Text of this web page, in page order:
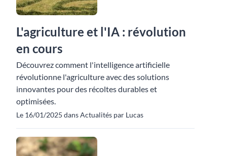
L'agriculture et l'IA : révolution
en cours
Découvrez comment l'intelligence artificielle
révolutionne l'agriculture avec des solutions
innovantes pour des récoltes durables et
optimisées.
Le 16/01/2025 dans Actualités par Lucas